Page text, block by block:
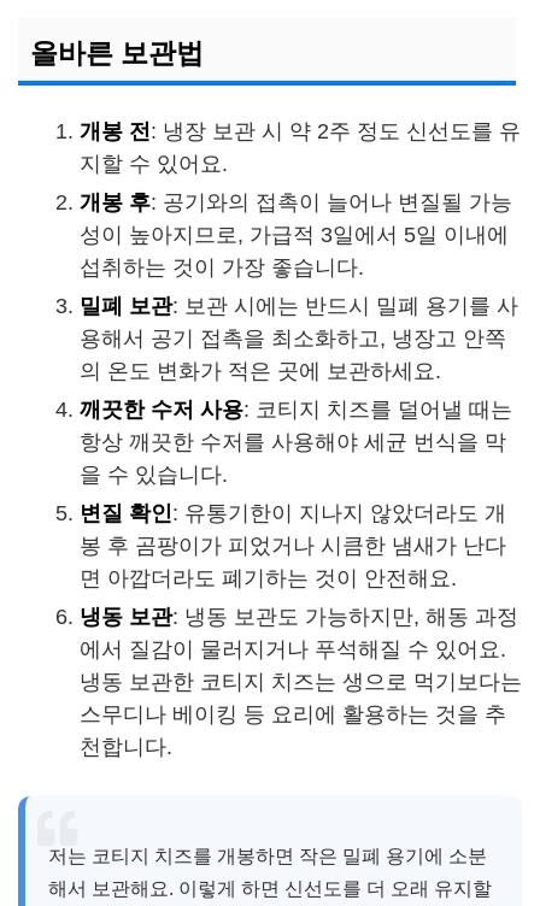
올바른 보관법
개봉 전: 냉장 보관 시 약 2주 정도 신선도를 유
지할 수 있어요.
개봉 후: 공기와의 접촉이 늘어나 변질될 가능
성이 높아지므로, 가급적 3일에서 5일 이내에
섭취하는 것이 가장 좋습니다.
밀폐 보관: 보관 시에는 반드시 밀폐 용기를 사
용해서 공기 접촉을 최소화하고, 냉장고 안쪽
의 온도 변화가 적은 곳에 보관하세요.
깨끗한 수저 사용: 코티지 치즈를 덜어낼 때는
항상 깨끗한 수저를 사용해야 세균 번식을 막
을 수 있습니다.
변질 확인: 유통기한이 지나지 않았더라도 개
봉 후 곰팡이가 피었거나 시큼한 냄새가 난다
면 아깝더라도 폐기하는 것이 안전해요.
냉동 보관: 냉동 보관도 가능하지만, 해동 과정
에서 질감이 물러지거나 푸석해질 수 있어요.
냉동 보관한 코티지 치즈는 생으로 먹기보다는
스무디나 베이킹 등 요리에 활용하는 것을 추
천합니다.
저는 코티지 치즈를 개봉하면 작은 밀폐 용기에 소분
해서 보관해요. 이렇게 하면 신선도를 더 오래 유지할